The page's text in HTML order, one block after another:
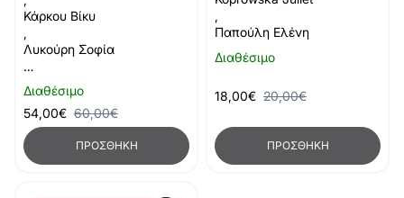
Διαθέσιμο
Κάρκου Βίκυ
,
Λυκούρη Σοφία
…
54,00€ 60,00€
ΠΡΟΣΘΉΚΗ
Διαθέσιμο
,
Παπούλη Ελένη
18,00€ 20,00€
ΠΡΟΣΘΉΚΗ